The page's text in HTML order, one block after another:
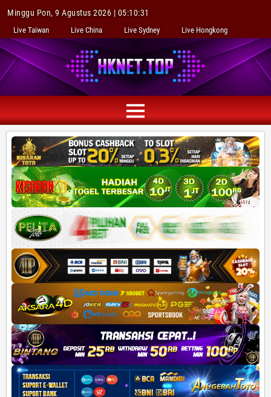
Minggu Pon, 9 Agustus 2026 | 05:10:32
Live Taiwan Live China Live Sydney Live Hongkong